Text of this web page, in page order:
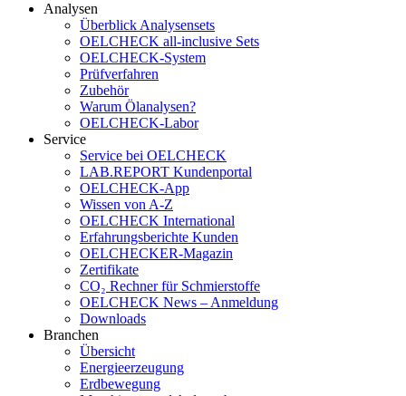
Analysen
Überblick Analysensets
OELCHECK all-inclusive Sets
OELCHECK-System
Prüfverfahren
Zubehör
Warum Ölanalysen?
OELCHECK-Labor
Service
Service bei OELCHECK
LAB.REPORT Kundenportal
OELCHECK-App
Wissen von A-Z
OELCHECK International
Erfahrungsberichte Kunden
OELCHECKER-Magazin
Zertifikate
CO₂ Rechner für Schmierstoffe
OELCHECK News – Anmeldung
Downloads
Branchen
Übersicht
Energieerzeugung
Erdbewegung